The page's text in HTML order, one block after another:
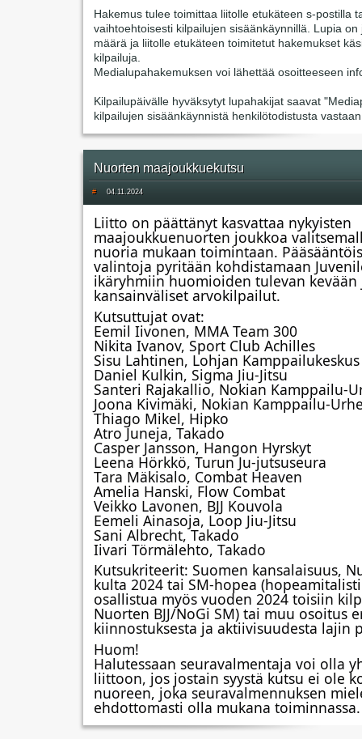
Hakemus tulee toimittaa liitolle etukäteen s-postilla
vaihtoehtoisesti kilpailujen sisäänkäynnillä. Lupia on
määrä ja liitolle etukäteen toimitetut hakemukset
kilpailuja.
Medialupahakemuksen voi lähettää osoitteeseen
Kilpailupäivälle hyväksytyt lupahakijat saavat
kilpailujen sisäänkäynnistä henkilötodistusta
Nuorten maajoukkuekutsu
# 04.11.2024
Liitto on päättänyt kasvattaa nykyisten
maajoukkuenuorten joukkoa
nuoria mukaan toimintaan.
valintoja pyritään kohdistamaan
ikäryhmiin huomioiden tulevan kevään
kansainväliset arvokilpailut.
Kutsuttujat ovat:
Eemil Iivonen, MMA Team 300
Nikita Ivanov, Sport Club Achilles
Sisu Lahtinen, Lohjan Kamppailukeskus
Daniel Kulkin, Sigma Jiu-Jitsu
Santeri Rajakallio, Nokian Kamppailu-
Joona Kivimäki, Nokian Kamppailu-
Thiago Mikel, Hipko
Atro Juneja, Takado
Casper Jansson, Hangon Hyrskyt
Leena Hörkkö, Turun Ju-jutsuseura
Tara Mäkisalo, Combat Heaven
Amelia Hanski, Flow Combat
Veikko Lavonen, BJJ Kouvola
Eemeli Ainasoja, Loop Jiu-Jitsu
Sani Albrecht, Takado
Iivari Törmälehto, Takado
Kutsukriteerit: Suomen kansalaisuus,
kulta 2024 tai SM-hopea
osallistua myös vuoden 2024 toisiin
Nuorten BJJ/NoGi SM) tai muu osoitus
kiinnostuksesta ja aktiivisuudesta lajin
Huom!
Halutessaan seuravalmentaja voi olla
liittoon, jos jostain syystä kutsu ei ole
nuoreen, joka seuravalmennuksen
ehdottomasti olla mukana toiminnassa.